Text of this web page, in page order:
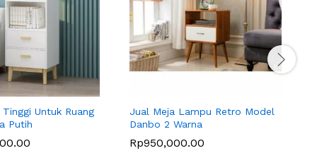
Untuk Ruang
Putih
Jual Meja Lampu Retro Model
Danbo 2 Warna
Rp950,000.00